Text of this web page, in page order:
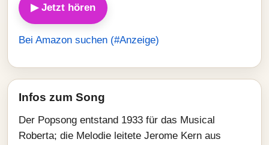
▶ Jetzt hören
Bei Amazon suchen (#Anzeige)
Infos zum Song
Der Popsong entstand 1933 für das Musical
Roberta; die Melodie leitete Jerome Kern aus